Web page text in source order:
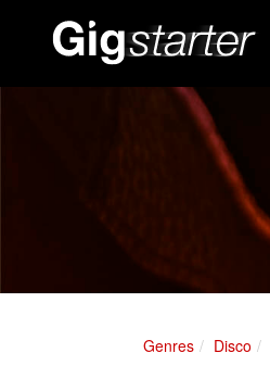
Genres Disco